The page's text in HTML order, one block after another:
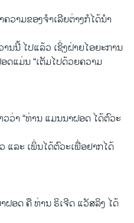
ວາມຂອງຈຳເລີຍຕ່າງກໍໄດ້ນຳ
ນນີ້ ໄປແລ້ວ ເຊິ່ງຝ່າຍໄອຍະການ
ດແມ່ນ “ເຕັມໄປດ້ວຍຄວາມ
ວ່າ “ທ່ານ ແມນນາຝອດ ໄດ້ຕົວະ
ແລະ ເພິ່ນໄດ້ຕົວະເພື່ອຢາກໄດ້
ອດ ຄື ທ່ານ ຣິເຈີດ ແວັສລິງ ໄດ້